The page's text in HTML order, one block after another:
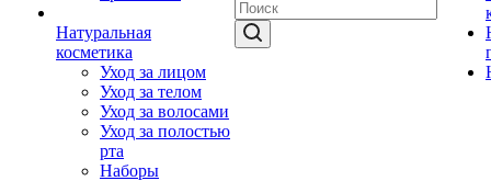
Натуральная
косметика
Уход за лицом
Уход за телом
Уход за волосами
Уход за полостью
рта
Наборы